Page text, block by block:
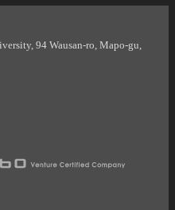
94 Wausan-ro, Mapo-gu,